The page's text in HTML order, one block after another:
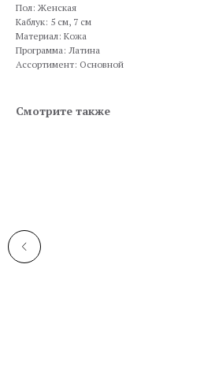
Пол: Женская
Каблук: 5 см, 7 см
Материал: Кожа
Программа: Латина
Ассортимент: Основной
Смотрите также